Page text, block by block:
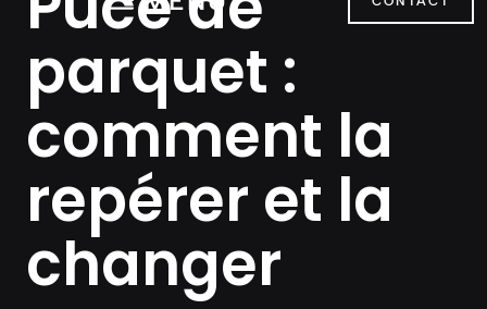
parquet :
comment la
repérer et la
changer